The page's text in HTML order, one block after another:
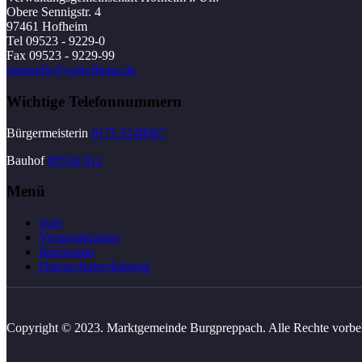
Obere Sennigstr. 4
97461 Hofheim
Tel 09523 - 9229-0
Fax 09523 - 9229-99
poststelle@vghofheim.de
Wichtige Telefonnummern
Bürgermeisterin 0175 8148987
Bauhof09534 812
Menü
Start
Veranstaltungen
Impressum
Datenschutzerklärung
Copyright © 2023. Marktgemeinde Burgpreppach. Alle Rechte